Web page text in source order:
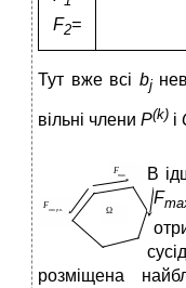
F2=
Тут вже всі bj
вільні члени P(k) і
В
F
розміщена